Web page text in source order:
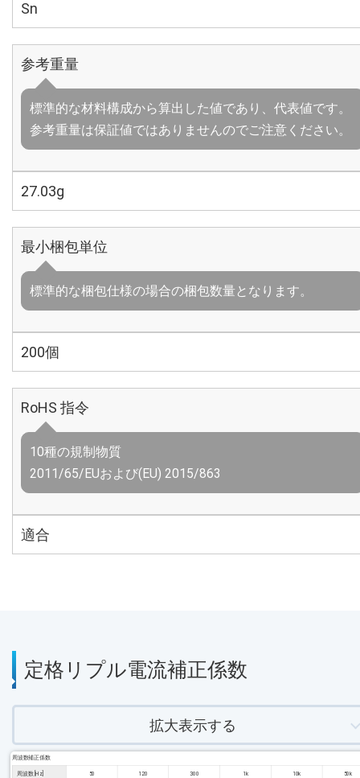
Sn
参考重量
標準的な材料構成から算出した値であり、代表値です。
参考重量は保証値ではありませんのでご注意ください。
27.03g
最小梱包単位
標準的な梱包仕様の場合の梱包数量となります。
200個
RoHS 指令
10種の規制物質
2011/65/EUおよび(EU) 2015/863
適合
定格リプル電流補正係数
拡大表示する
周波数補正係数
周波数 [Hz] 50 120 300 1k 10k 50k